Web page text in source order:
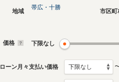
生産モデル
ランサーエボリューションのカタロ
地域
帯広・十勝
市区町
価格 下限なし
ローン月々支払い価格